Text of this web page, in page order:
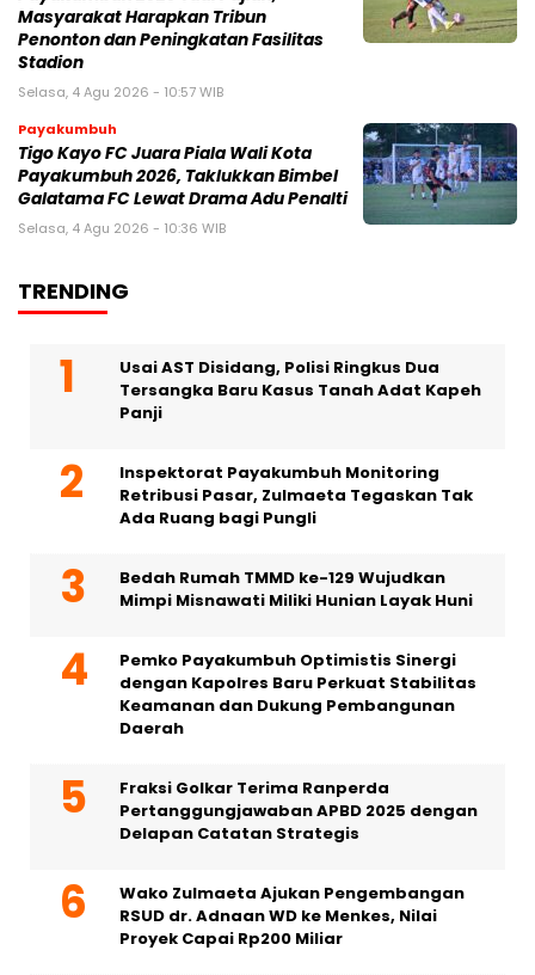
Masyarakat Harapkan Tribun
Penonton dan Peningkatan Fasilitas
Stadion
Selasa, 4 Agu 2026 - 10:57 WIB
Payakumbuh
Tigo Kayo FC Juara Piala Wali Kota
Payakumbuh 2026, Taklukkan Bimbel
Galatama FC Lewat Drama Adu Penalti
Selasa, 4 Agu 2026 - 10:36 WIB
TRENDING
Usai AST Disidang, Polisi Ringkus Dua
Tersangka Baru Kasus Tanah Adat Kapeh
Panji
Inspektorat Payakumbuh Monitoring
Retribusi Pasar, Zulmaeta Tegaskan Tak
Ada Ruang bagi Pungli
Bedah Rumah TMMD ke-129 Wujudkan
Mimpi Misnawati Miliki Hunian Layak Huni
Pemko Payakumbuh Optimistis Sinergi
dengan Kapolres Baru Perkuat Stabilitas
Keamanan dan Dukung Pembangunan
Daerah
Fraksi Golkar Terima Ranperda
Pertanggungjawaban APBD 2025 dengan
Delapan Catatan Strategis
Wako Zulmaeta Ajukan Pengembangan
RSUD dr. Adnaan WD ke Menkes, Nilai
Proyek Capai Rp200 Miliar